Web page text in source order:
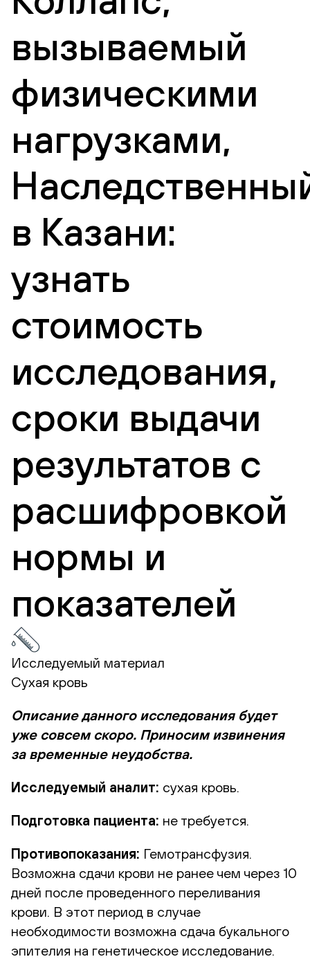
вызываемый
физическими
нагрузками,
в Казани:
узнать
стоимость
исследования,
сроки выдачи
результатов с
расшифровкой
нормы и
показателей
Исследуемый материал
Сухая кровь
Описание данного исследования будет
уже совсем скоро. Приносим извинения
за временные неудобства.
Исследуемый аналит: сухая кровь.
Подготовка пациента: не требуется.
Противопоказания: Гемотрансфузия.
Возможна сдачи крови не ранее чем через 10
дней после проведенного переливания
крови. В этот период в случае
необходимости возможна сдача букального
эпителия на генетическое исследование.